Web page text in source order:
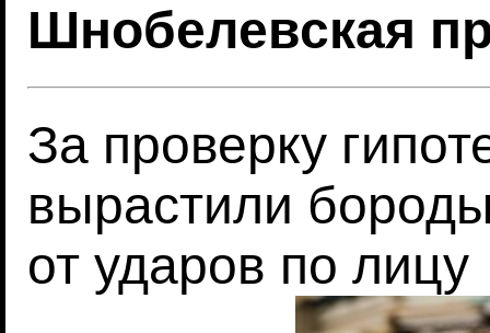
Шнобелевская
За проверку
вырастили
от ударов по лицу